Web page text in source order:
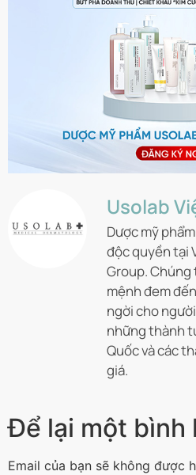
Usolab
Dược mỹ
độc quyền tại
Group.
mệnh đem
ngời cho
những thành
Quốc và các
giá.
Để lại một bình
Email của bạn sẽ không được